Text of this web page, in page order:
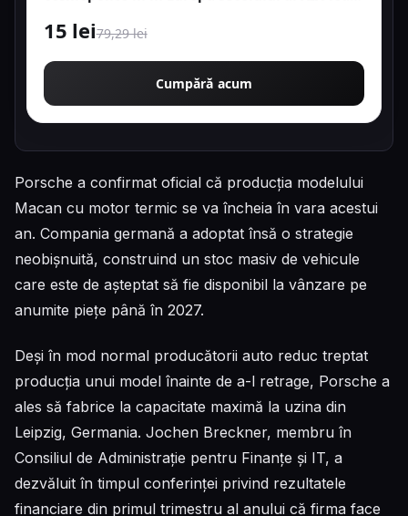
15 lei79,29 lei
Cumpără acum
Porsche a confirmat oficial că producția modelului
Macan cu motor termic se va încheia în vara acestui
an. Compania germană a adoptat însă o strategie
neobișnuită, construind un stoc masiv de vehicule
care este de așteptat să fie disponibil la vânzare pe
anumite piețe până în 2027.
Deși în mod normal producătorii auto reduc treptat
producția unui model înainte de a-l retrage, Porsche a
ales să fabrice la capacitate maximă la uzina din
Leipzig, Germania. Jochen Breckner, membru în
Consiliul de Administrație pentru Finanțe și IT, a
dezvăluit în timpul conferinței privind rezultatele
financiare din primul trimestru al anului că firma face